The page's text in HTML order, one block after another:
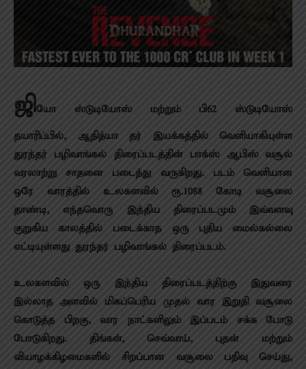
ஜியோ ஸ்டுடியோஸ் மற்றும் பி62 ஸ்டுடியோஸ்
தயாரிப்பில், ஆதித்யா தர் இயக்கத்தில் வெளியாகியுள்ள
துரந்தர் பழிவாங்கல் திரைப்படத்தின் பாக்ஸ் ஆபிஸ் வசூல்
வரலாற்று சாதனை படைத்து வருகிறது. படம் வெளியான
ஒரே வாரத்தில் உலகளவில் ரூ.1088 கோடி வசூலை
தாண்டி, எந்தவொரு இந்திய திரைப்படமும் இவ்வளவு
குறுகிய காலத்தில் படைக்காத ஒரு புதிய மைல்கல்லை
எட்டியுள்ளது துரந்தர் பழிவாங்கல் திரைப்படம்.
உலகளவில் ஒரு இந்திய திரைப்படத்திற்கு இதுவரை
இல்லாத அளவில் மிகப்பெரிய முதல் வார இறுதி வசூலை
கொடுத்த பிறகு, வார நாட்களிலும் இப்படம் சக்க போடு
போடுகிறது. திங்கள், செவ்வாய், புதன் மற்றும்
வியாழக்கிழமைகளில் சிறப்பான வசூலை பதிவு செய்து,